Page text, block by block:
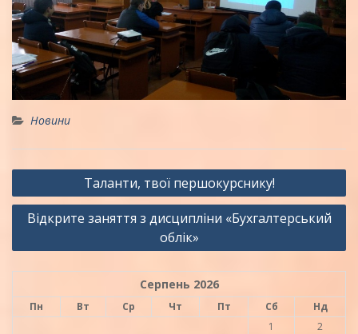
Новини
Навігація
записів
Таланти, твої першокурснику!
Відкрите заняття з дисципліни «Бухгалтерський
облік»
Серпень 2026
Пн Вт Ср Чт Пт Сб
Нд
1
2